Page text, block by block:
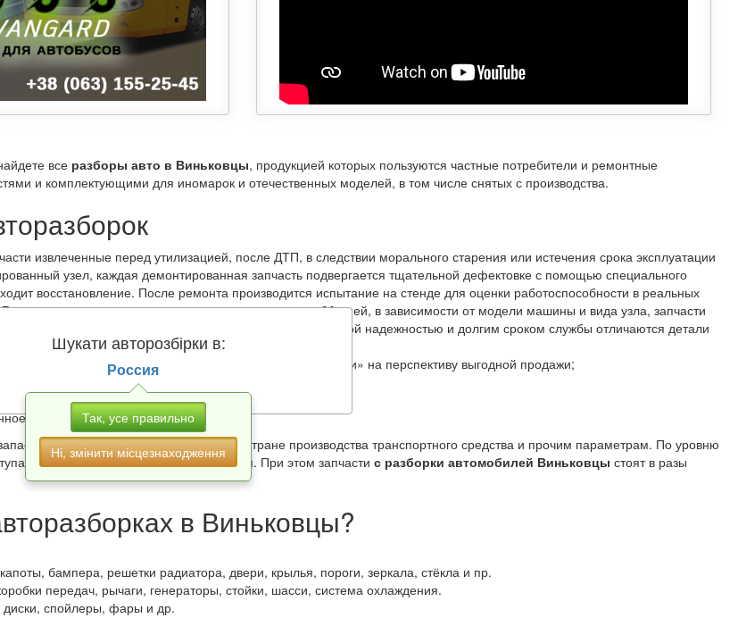
Шукати авторозбірки в:
Россия
Так, усе правильно
Ні, змінити місцезнаходження
все разборы авто в Виньковцы, продукцией которых пользуются частные потребители и ремонтные
и комплектующими для иномарок и отечественных моделей, в том числе снятых с производства.
извлеченные перед утилизацией, после ДТП, в следствии морального старения или истечения срока эксплуатации
узел, каждая демонтированная запчасть подвергается тщательной дефектовке с помощью специального
восстановление. После ремонта производится испытание на стенде для оценки работоспособности в реальных
Виньковцыдают гарантию на продукцию на срок до 30 дней, в зависимости от модели машины и вида узла, запчасти
магазина также укажет остаточный ресурс изделия. Особой надежностью и долгим сроком службы отличаются детали
факторами:
поэтому аккуратно обращаются с «железными конями» на перспективу выгодной продажи;
дорогах Европы, Азии и Америки;
техобслуживание.
части по модели, году выпуска, стране производства транспортного средства и прочим параметрам. По уровню
привычным для нас автомагазинам. При этом запчасти с разборки автомобилей Виньковцы стоят в разы
в Виньковцы?
бампера, решетки радиатора, двери, крылья, пороги, зеркала, стёкла и пр.
передач, рычаги, генераторы, стойки, шасси, система охлаждения.
диски, спойлеры, фары и др.